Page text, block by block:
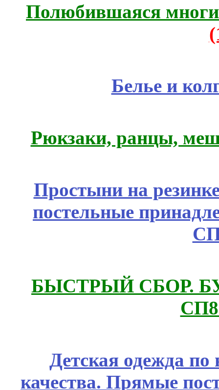
Полюбившаяся
Белье и
Рюкзаки, ранцы,
Простыни на
постельные
БЫСТРЫЙ СБОР.
Детская одежда
качества. Прямые